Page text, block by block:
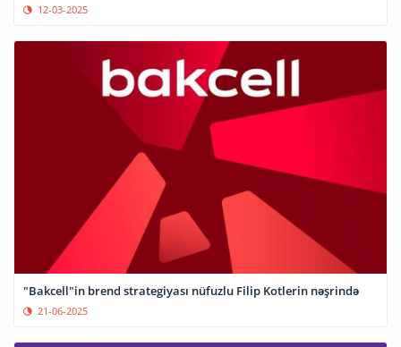
12-03-2025
"Bakcell"in brend strategiyası nüfuzlu Filip Kotlerin nəşrində
21-06-2025